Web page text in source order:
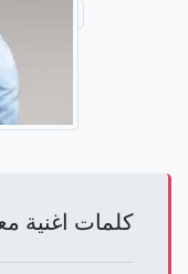
كلمات اغنية